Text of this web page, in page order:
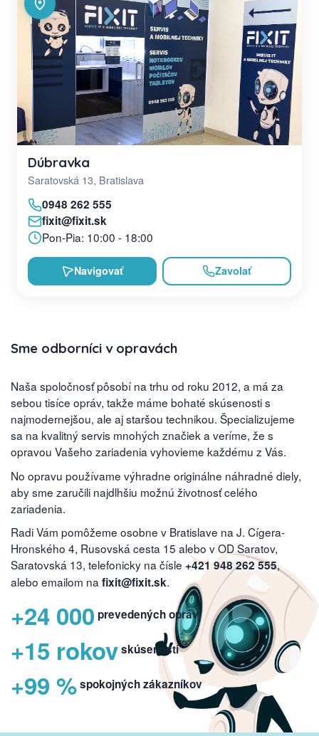
Dúbravka
Saratovská 13, Bratislava
0948 262 555
fixit@fixit.sk
Pon-Pia: 10:00 - 18:00
Navigovať Zavolať
Sme odborníci v opravách
Naša spoločnosť pôsobí na trhu od roku 2012, a má za
sebou tisíce opráv, takže máme bohaté skúsenosti s
najmodernejšou, ale aj staršou technikou. Špecializujeme
sa na kvalitný servis mnohých značiek a veríme, že s
opravou Vašeho zariadenia vyhovieme každému z Vás.
No opravu používame výhradne originálne náhradné diely,
aby sme zaručili najdlhšiu možnú životnosť celého
zariadenia.
Radi Vám pomôžeme osobne v Bratislave na J. Cígera-
Hronského 4, Rusovská cesta 15 alebo v OD Saratov,
Saratovská 13, telefonicky na čísle +421 948 262 555,
alebo emailom na fixit@fixit.sk.
+24 000 prevedených opráv
+15 rokovskúseností
+99 %spokojných zákazníkov